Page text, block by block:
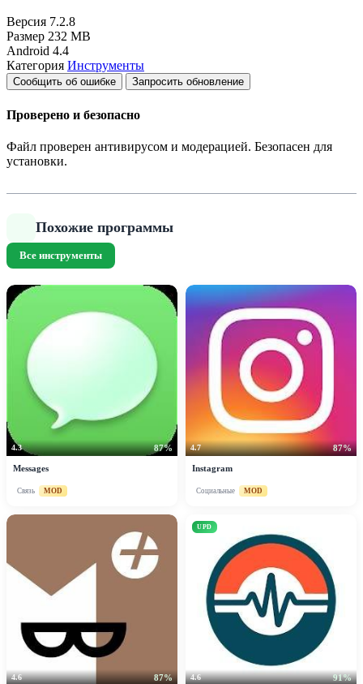
Версия 7.2.8
Размер 232 MB
Android 4.4
Категория Инструменты
Сообщить об ошибке Запросить обновление
Проверено и безопасно
Файл проверен антивирусом и модерацией. Безопасен для
установки.
Похожие программы
Все инструменты
4.3 87%
Messages
Связь MOD
4.7 87%
Instagram
Социальные MOD
4.6 87%
UPD
4.6 91%